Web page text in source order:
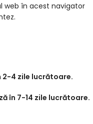
web în acest navigator
2-4 zile lucrătoare.
în 7-14 zile lucrătoare.